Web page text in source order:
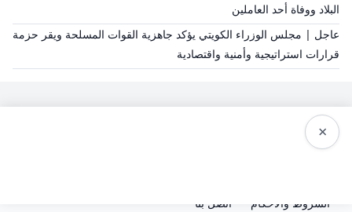
البلاد ووفاة أحد العاملين
عاجل | مجلس الوزراء الكويتي يؤكد جاهزية القوات المسلحة ويقر حزمة
قرارات استراتيجية وأمنية واقتصادية
×
الشروط والاحكام اتصل بنا